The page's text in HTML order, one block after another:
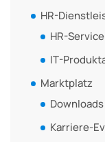
HR-
HR-
IT-
Marktplatz
Downloads
Karriere-